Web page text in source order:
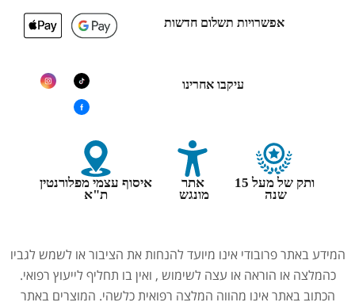
אפשרויות תשלום חדשות
עיקבו אחרינו
ותק של מעל 15
שנה
אתר
מונגש
איסוף עצמי מפלורנטין
ת"א
המידע באתר פרובודי אינו מיועד להנחות את הציבור או לשמש לגביו
כהמלצה או הוראה או עצה לשימוש , ואין בו תחליף לייעוץ רפואי.
הכתוב באתר אינו מהווה המלצה רפואית כלשהי. המוצרים באתר